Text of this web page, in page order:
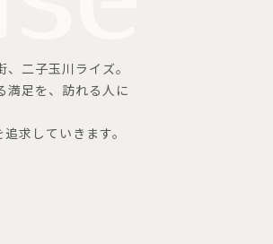
二子玉川ライズ。
満足を、訪れる人に
求していきます。